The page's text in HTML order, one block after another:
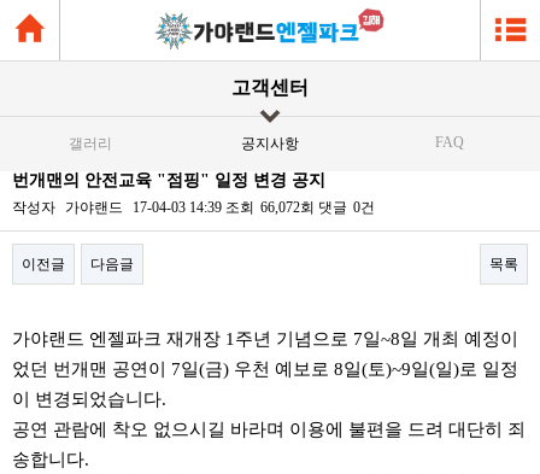
고객센터
갤러리 공지사항 FAQ
번개맨의 안전교육 "점핑" 일정 변경 공지
작성자 가야랜드 17-04-03 14:39 조회 66,072회 댓글 0건
이전글 다음글 목록
가야랜드 엔젤파크 재개장 1주년 기념으로 7일~8일 개최 예정이
었던 번개맨 공연이 7일(금) 우천 예보로 8일(토)~9일(일)로 일정
이 변경되었습니다.
공연 관람에 착오 없으시길 바라며 이용에 불편을 드려 대단히 죄
송합니다.